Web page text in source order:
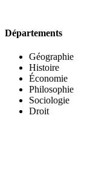
Départements
Géographie
Histoire
Économie
Philosophie
Sociologie
Droit